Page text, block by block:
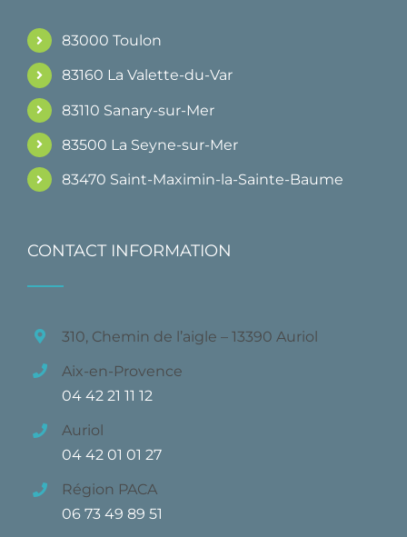
83000 Toulon
83160 La Valette-du-Var
83110 Sanary-sur-Mer
83500 La Seyne-sur-Mer
83470 Saint-Maximin-la-Sainte-Baume
CONTACT INFORMATION
310, Chemin de l’aigle – 13390 Auriol
Aix-en-Provence
04 42 21 11 12
Auriol
04 42 01 01 27
Région PACA
06 73 49 89 51